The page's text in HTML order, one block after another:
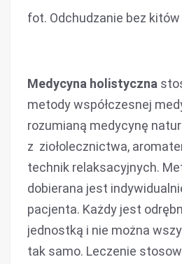
fot. Odchudzanie bez kitów
Medycyna holistyczna
metody współczesnej
rozumianą medycynę
z ziołolecznictwa,
technik relaksacyjnych.
dobierana jest
pacjenta. Każdy jest
jednostką i nie można
tak samo. Leczenie